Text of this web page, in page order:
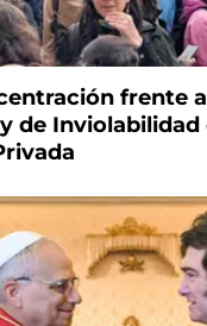
frente
de Inviolabilidad